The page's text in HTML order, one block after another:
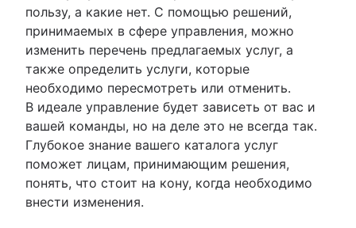
пользу, а какие нет. С помощью решений,
принимаемых в сфере управления, можно
изменить перечень предлагаемых услуг, а
также определить услуги, которые
необходимо пересмотреть или отменить.
В идеале управление будет зависеть от вас и
вашей команды, но на деле это не всегда так.
Глубокое знание вашего каталога услуг
поможет лицам, принимающим решения,
понять, что стоит на кону, когда необходимо
внести изменения.